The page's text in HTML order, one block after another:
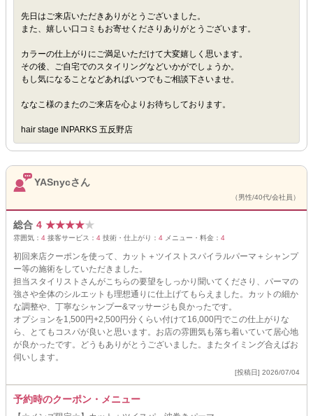
先日はご来店いただきありがとうございました。
また、嬉しい口コミもお寄せくださりありがとうございます。
カラーの仕上がりにご満足いただけて大変嬉しく思います。
その後、ご自宅でのスタイリングなどいかがでしょうか。
もし気になることなどあればいつでもご相談下さいませ。
ななこ様のまたのご来店を心よりお待ちしております。
hair stage INPARKS 五反野店
YASnycさん
（男性/40代/会社員）
総合 4 ★★★★★
雰囲気： 4 接客サービス： 4 技術・仕上がり： 4 メニュー・料金： 4
初回来店クーポンを使って、カット＋ツイストスパイラルパーマ＋シャンプ
ー等の施術をしていただきました。
担当スタイリストさんがこちらの要望をしっかり聞いてくださり、パーマの
強さや全体のシルエットも理想通りに仕上げてもらえました。カットの細か
な調整や、丁寧なシャンプー&マッサージも良かったです。
オプションを1,500円+2,500円分くらい付けて16,000円でこの仕上がりな
ら、とてもコスパが良いと思います。お店の雰囲気も落ち着いていて居心地
が良かったです。どうもありがとうございました。またタイミング合えばお
伺いします。
[投稿日] 2026/07/04
予約時のクーポン・メニュー